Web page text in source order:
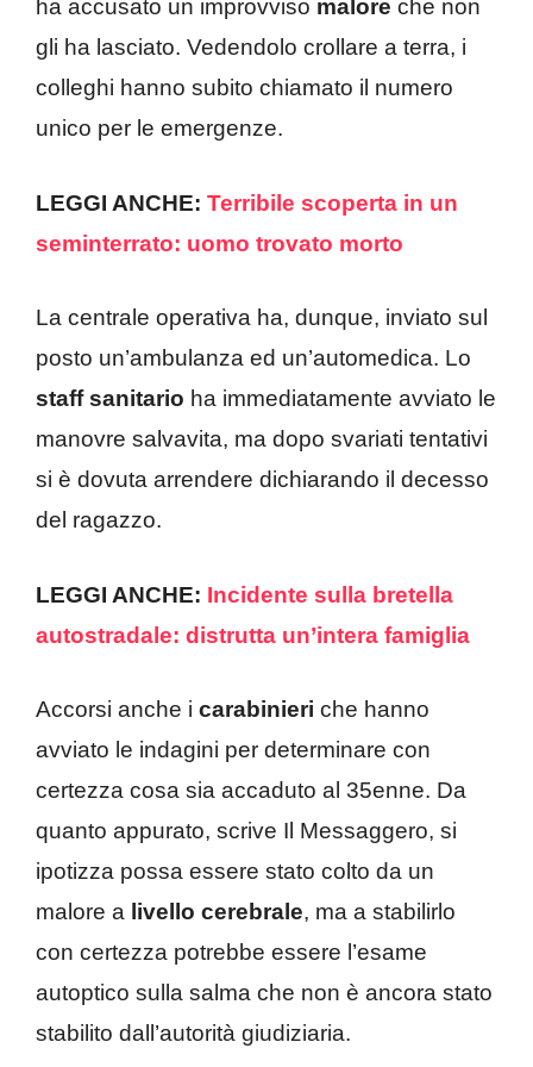
ha accusato un improvviso malore che non
gli ha lasciato. Vedendolo crollare a terra, i
colleghi hanno subito chiamato il numero
unico per le emergenze.
LEGGI ANCHE: Terribile scoperta in un
seminterrato: uomo trovato morto
La centrale operativa ha, dunque, inviato sul
posto un’ambulanza ed un’automedica. Lo
staff sanitario ha immediatamente avviato le
manovre salvavita, ma dopo svariati tentativi
si è dovuta arrendere dichiarando il decesso
del ragazzo.
LEGGI ANCHE: Incidente sulla bretella
autostradale: distrutta un’intera famiglia
Accorsi anche i carabinieri che hanno
avviato le indagini per determinare con
certezza cosa sia accaduto al 35enne. Da
quanto appurato, scrive Il Messaggero, si
ipotizza possa essere stato colto da un
malore a livello cerebrale, ma a stabilirlo
con certezza potrebbe essere l’esame
autoptico sulla salma che non è ancora stato
stabilito dall’autorità giudiziaria.